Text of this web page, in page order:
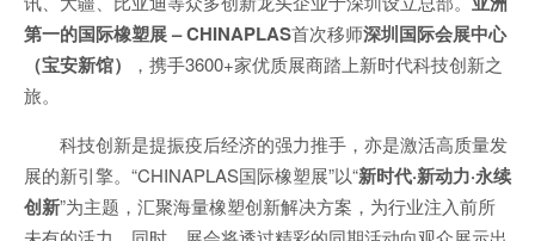
第一的国际橡塑展– CHINAPLAS首次移师深圳国际会展中心
（宝安新馆）
，携手3600+家优质展商踏上新时代科技创新之
旅。
科技创新是提振疫后经济的强力推手，亦是激活高质量发
展的新引擎。“CHINAPLAS国际橡塑展”以“新时代·新动力·永续
创新”为主题，汇聚海量橡塑创新解决方案，为行业注入前所